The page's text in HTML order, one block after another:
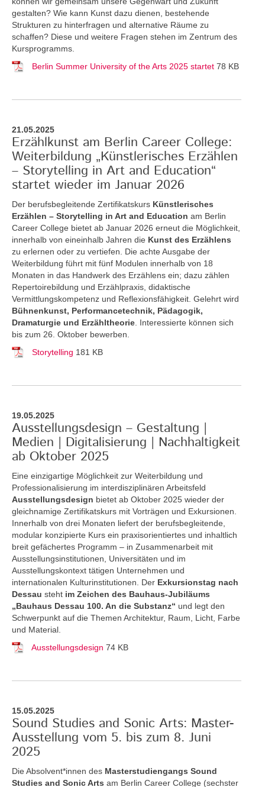
gestalten? Wie kann Kunst dazu dienen, bestehende
Strukturen zu hinterfragen und alternative Räume zu
schaffen? Diese und weitere Fragen stehen im Zentrum des
Kursprogramms.
Berlin Summer University of the Arts 2025 startet 78 KB
21.05.2025
Erzählkunst am Berlin Career College:
Weiterbildung „Künstlerisches Erzählen
– Storytelling in Art and Education“
startet wieder im Januar 2026
Der berufsbegleitende Zertifikatskurs Künstlerisches
Erzählen – Storytelling in Art and Education am Berlin
Career College bietet ab Januar 2026 erneut die Möglichkeit,
innerhalb von eineinhalb Jahren die Kunst des Erzählens
zu erlernen oder zu vertiefen. Die achte Ausgabe der
Weiterbildung führt mit fünf Modulen innerhalb von 18
Monaten in das Handwerk des Erzählens ein; dazu zählen
Repertoirebildung und Erzählpraxis, didaktische
Vermittlungskompetenz und Reflexionsfähigkeit. Gelehrt wird
Bühnenkunst, Performancetechnik, Pädagogik,
Dramaturgie und Erzähltheorie . Interessierte können sich
bis zum 26. Oktober bewerben.
Storytelling 181 KB
19.05.2025
Ausstellungsdesign – Gestaltung |
Medien | Digitalisierung | Nachhaltigkeit
ab Oktober 2025
Eine einzigartige Möglichkeit zur Weiterbildung und
Professionalisierung im interdisziplinären Arbeitsfeld
Ausstellungsdesign bietet ab Oktober 2025 wieder der
gleichnamige Zertifikatskurs mit Vorträgen und Exkursionen.
Innerhalb von drei Monaten liefert der berufsbegleitende,
modular konzipierte Kurs ein praxisorientiertes und inhaltlich
breit gefächertes Programm – in Zusammenarbeit mit
Ausstellungsinstitutionen, Universitäten und im
Ausstellungskontext tätigen Unternehmen und
internationalen Kulturinstitutionen. Der Exkursionstag nach
Dessau steht im Zeichen des Bauhaus-Jubiläums
„Bauhaus Dessau 100. An die Substanz“ und legt den
Schwerpunkt auf die Themen Architektur, Raum, Licht, Farbe
und Material.
Ausstellungsdesign 74 KB
15.05.2025
Sound Studies and Sonic Arts: Master-
Ausstellung vom 5. bis zum 8. Juni
2025
Die Absolvent*innen des Masterstudiengangs Sound
Studies and Sonic Arts am Berlin Career College (sechster